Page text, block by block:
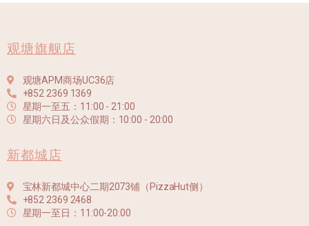
观塘旗舰店
观塘APM商场UC36店
+852 2369 1369
星期一至五：11:00 - 21:00
星期六日及公众假期：10:00 - 20:00
新都城店
宝林新都城中心二期2073铺（PizzaHut侧）
+852 2369 2468
星期一至日：11:00-20:00